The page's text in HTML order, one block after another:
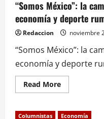
Economistas
¿Quién
ganó?
¿Quién
Tuvo
Razón?
“Somos México”: la
economía y deporte
Redaccion noviembre
“Somos México”: la
economía y deporte
Read MoreRead
more
México”:
Columnistas Economía